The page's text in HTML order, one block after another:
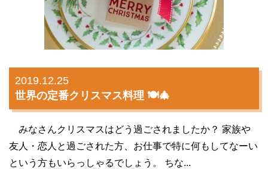
2019.12.25
世界の定番クリスマス料理 🍽🎄
みなさんクリスマスはどう過ごされましたか？ 家族や
友人・恋人と過ごされた方、お仕事で特に何もしてなーい
という方もいらっしゃるでしょう。 ちな...